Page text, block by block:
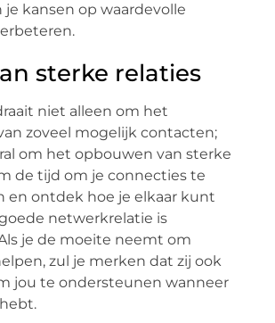
kansen op waardevolle
sterke relaties
niet alleen om het
zoveel mogelijk contacten;
om het opbouwen van sterke
de tijd om je connecties te
en ontdek hoe je elkaar kunt
netwerkrelatie is
je de moeite neemt om
zul je merken dat zij ook
jou te ondersteunen wanneer